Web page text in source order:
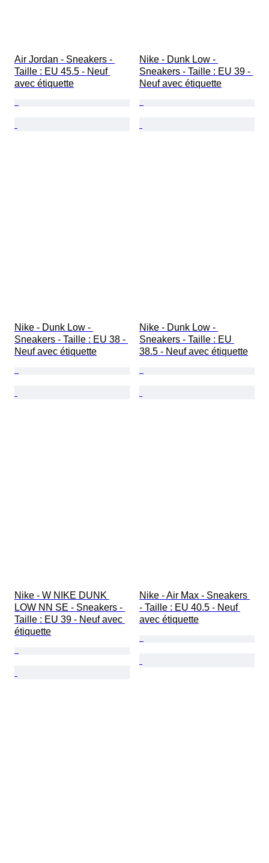
Air Jordan - Sneakers -
Taille : EU 45.5 - Neuf
avec étiquette
Nike - Dunk Low -
Sneakers - Taille : EU 39 -
Neuf avec étiquette
Nike - Dunk Low -
Sneakers - Taille : EU 38 -
Neuf avec étiquette
Nike - Dunk Low -
Sneakers - Taille : EU
38.5 - Neuf avec étiquette
Nike - W NIKE DUNK
LOW NN SE - Sneakers -
Taille : EU 39 - Neuf avec
étiquette
Nike - Air Max - Sneakers
- Taille : EU 40.5 - Neuf
avec étiquette